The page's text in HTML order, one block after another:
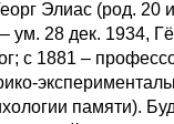
Элиас (род. 20
ум. 28 дек. 1934,
с 1881 –
памяти).